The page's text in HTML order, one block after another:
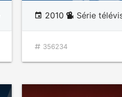
2010 Série
356234